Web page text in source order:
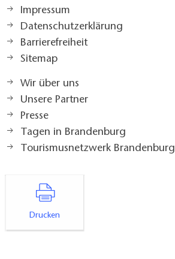
Impressum
Datenschutzerklärung
Barrierefreiheit
Sitemap
Wir über uns
Unsere Partner
Presse
Tagen in Brandenburg
Tourismusnetzwerk Brandenburg
Drucken